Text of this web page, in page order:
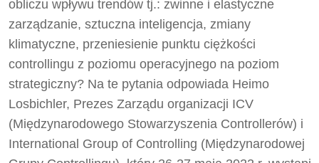
obliczu wpływu trendów tj.: zwinne i elastyczne
zarządzanie, sztuczna inteligencja, zmiany
klimatyczne, przeniesienie punktu ciężkości
controllingu z poziomu operacyjnego na poziom
strategiczny? Na te pytania odpowiada Heimo
Losbichler, Prezes Zarządu organizacji ICV
(Międzynarodowego Stowarzyszenia Controllerów) i
International Group of Controlling (Międzynarodowej